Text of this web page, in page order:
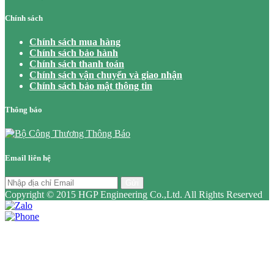
Chính sách
Chính sách mua hàng
Chính sách bảo hành
Chính sách thanh toán
Chính sách vận chuyển và giao nhận
Chính sách bảo mật thông tin
Thông báo
Email liên hệ
Copyright © 2015 HGP Engineering Co.,Ltd. All Rights Reserved